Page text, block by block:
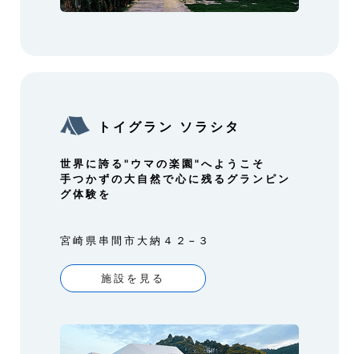
トイグラン ソラシタ
世界に誇る"ウマの楽園"へようこそ
手つかずの大自然で心に残るグランピン
グ体験を
宮崎県串間市大納４２−３
施設を見る